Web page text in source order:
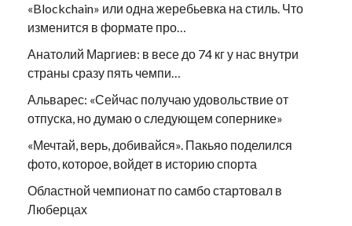
«Blockchain» или одна жеребьевка на стиль. Что
изменится в формате про…
Анатолий Маргиев: в весе до 74 кг у нас внутри
страны сразу пять чемпи…
Альварес: «Сейчас получаю удовольствие от
отпуска, но думаю о следующем сопернике»
«Мечтай, верь, добивайся». Пакьяо поделился
фото, которое, войдет в историю спорта
Областной чемпионат по самбо стартовал в
Люберцах